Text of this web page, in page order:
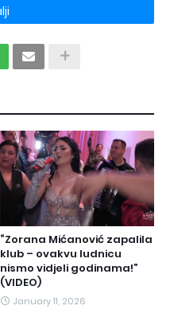
“Zorana Mićanović zapalila
klub – ovakvu ludnicu
nismo vidjeli godinama!”
(VIDEO)
January 11, 2026